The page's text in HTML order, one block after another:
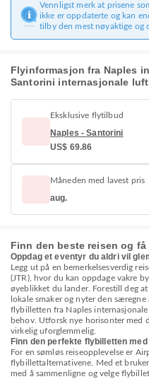
Vennligst merk at prisene
ikke er oppdaterte og kan
tilby den mest nøyaktige og
Flyinformasjon fra Naples
Santorini internasjonale
Eksklusive flytilbud
Naples - Santorini
US$ 69.86
Måneden med lavest pris
aug.
Finn den beste reisen og
Oppdag et eventyr du aldri vil
Legg ut på en bemerkelsesverdig
(JTR), hvor du kan oppdage vakre
øyeblikket du lander. Forestill deg
lokale smaker og nyter den
flybilletten fra Naples
behov. Utforsk nye horisonter med
virkelig uforglemmelig.
Finn den perfekte flybilletten
For en sømløs reiseopplevelse er
flybillettalternativene. Med et
med å sammenligne og velge